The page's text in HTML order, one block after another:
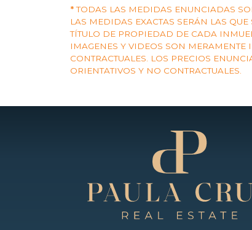
* TODAS LAS MEDIDAS ENUNCIADAS
LAS MEDIDAS EXACTAS SERÁN LAS QUE
TÍTULO DE PROPIEDAD DE CADA
IMAGENES Y VIDEOS SON MERAMENTE
CONTRACTUALES. LOS PRECIOS
ORIENTATIVOS Y NO CONTRACTUALES.